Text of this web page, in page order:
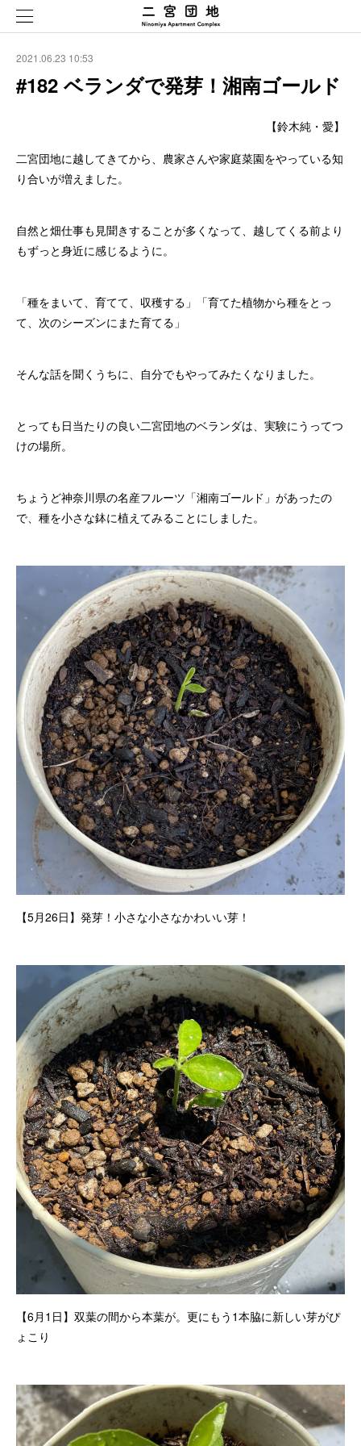
2021.06.23 10:53
#182 ベランダで発芽！湘南ゴールド
【鈴木純・愛】
二宮団地に越してきてから、農家さんや家庭菜園をやっている知
り合いが増えました。
自然と畑仕事も見聞きすることが多くなって、越してくる前より
もずっと身近に感じるように。
「種をまいて、育てて、収穫する」「育てた植物から種をとっ
て、次のシーズンにまた育てる」
そんな話を聞くうちに、自分でもやってみたくなりました。
とっても日当たりの良い二宮団地のベランダは、実験にうってつ
けの場所。
ちょうど神奈川県の名産フルーツ「湘南ゴールド」があったの
で、種を小さな鉢に植えてみることにしました。
【5月26日】発芽！小さな小さなかわいい芽！
【6月1日】双葉の間から本葉が。更にもう1本脇に新しい芽がぴ
ょこり